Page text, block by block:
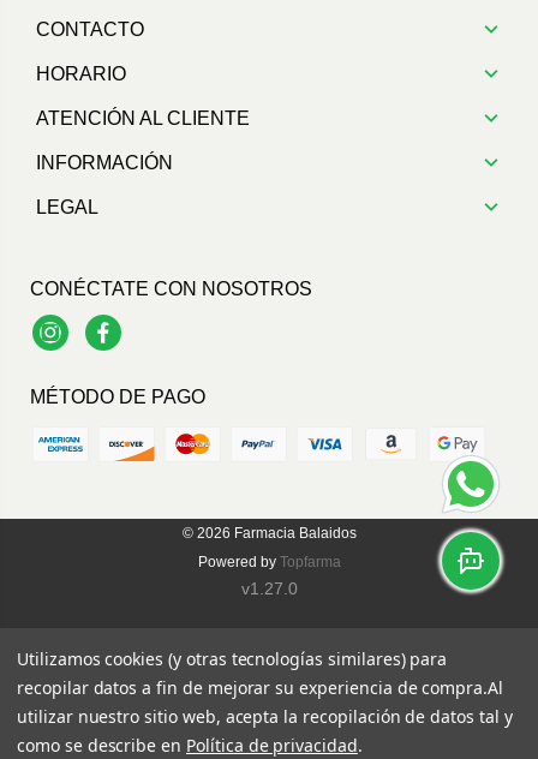
CONTACTO
HORARIO
ATENCIÓN AL CLIENTE
INFORMACIÓN
LEGAL
CONÉCTATE CON NOSOTROS
InstagramFacebook
MÉTODO DE PAGO
© 2026 Farmacia Balaidos
Powered by Topfarma
v1.27.0
Utilizamos cookies (y otras tecnologías similares) para
recopilar datos a fin de mejorar su experiencia de compra.Al
utilizar nuestro sitio web, acepta la recopilación de datos tal y
como se describe en Política de privacidad.